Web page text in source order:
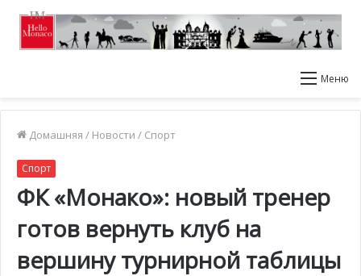
Меню
Домашняя / Новости / Спорт
Спорт
ФК «Монако»: новый тренер
готов вернуть клуб на
вершину турнирной таблицы